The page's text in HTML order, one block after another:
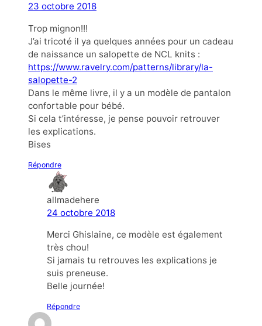
23 octobre 2018
Trop mignon!!!
J’ai tricoté il ya quelques années pour un cadeau
de naissance un salopette de NCL knits :
https://www.ravelry.com/patterns/library/la-
salopette-2
Dans le même livre, il y a un modèle de pantalon
confortable pour bébé.
Si cela t’intéresse, je pense pouvoir retrouver
les explications.
Bises
Répondre
allmadehere
24 octobre 2018
Merci Ghislaine, ce modèle est également
très chou!
Si jamais tu retrouves les explications je
suis preneuse.
Belle journée!
Répondre